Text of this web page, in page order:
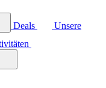
Deals
Unsere